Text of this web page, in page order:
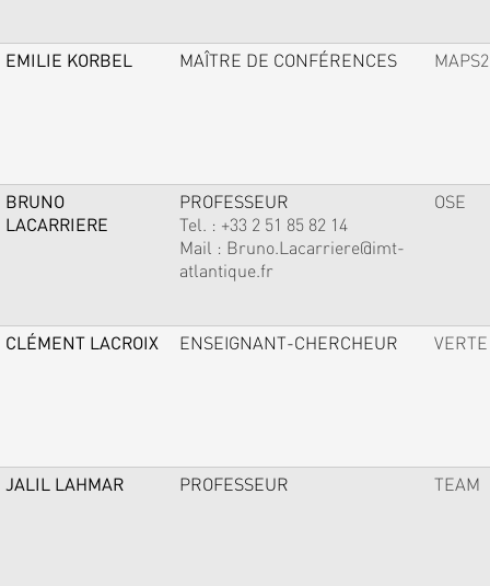
EMILIE KORBEL MAÎTRE DE CONFÉRENCES MAPS2
BRUNO
LACARRIERE
PROFESSEUR
Tel. : +33 2 51 85 82 14
Mail : Bruno.Lacarriere@imt-
atlantique.fr
OSE
CLÉMENT LACROIX ENSEIGNANT-CHERCHEUR VERTE
JALIL LAHMAR PROFESSEUR TEAM